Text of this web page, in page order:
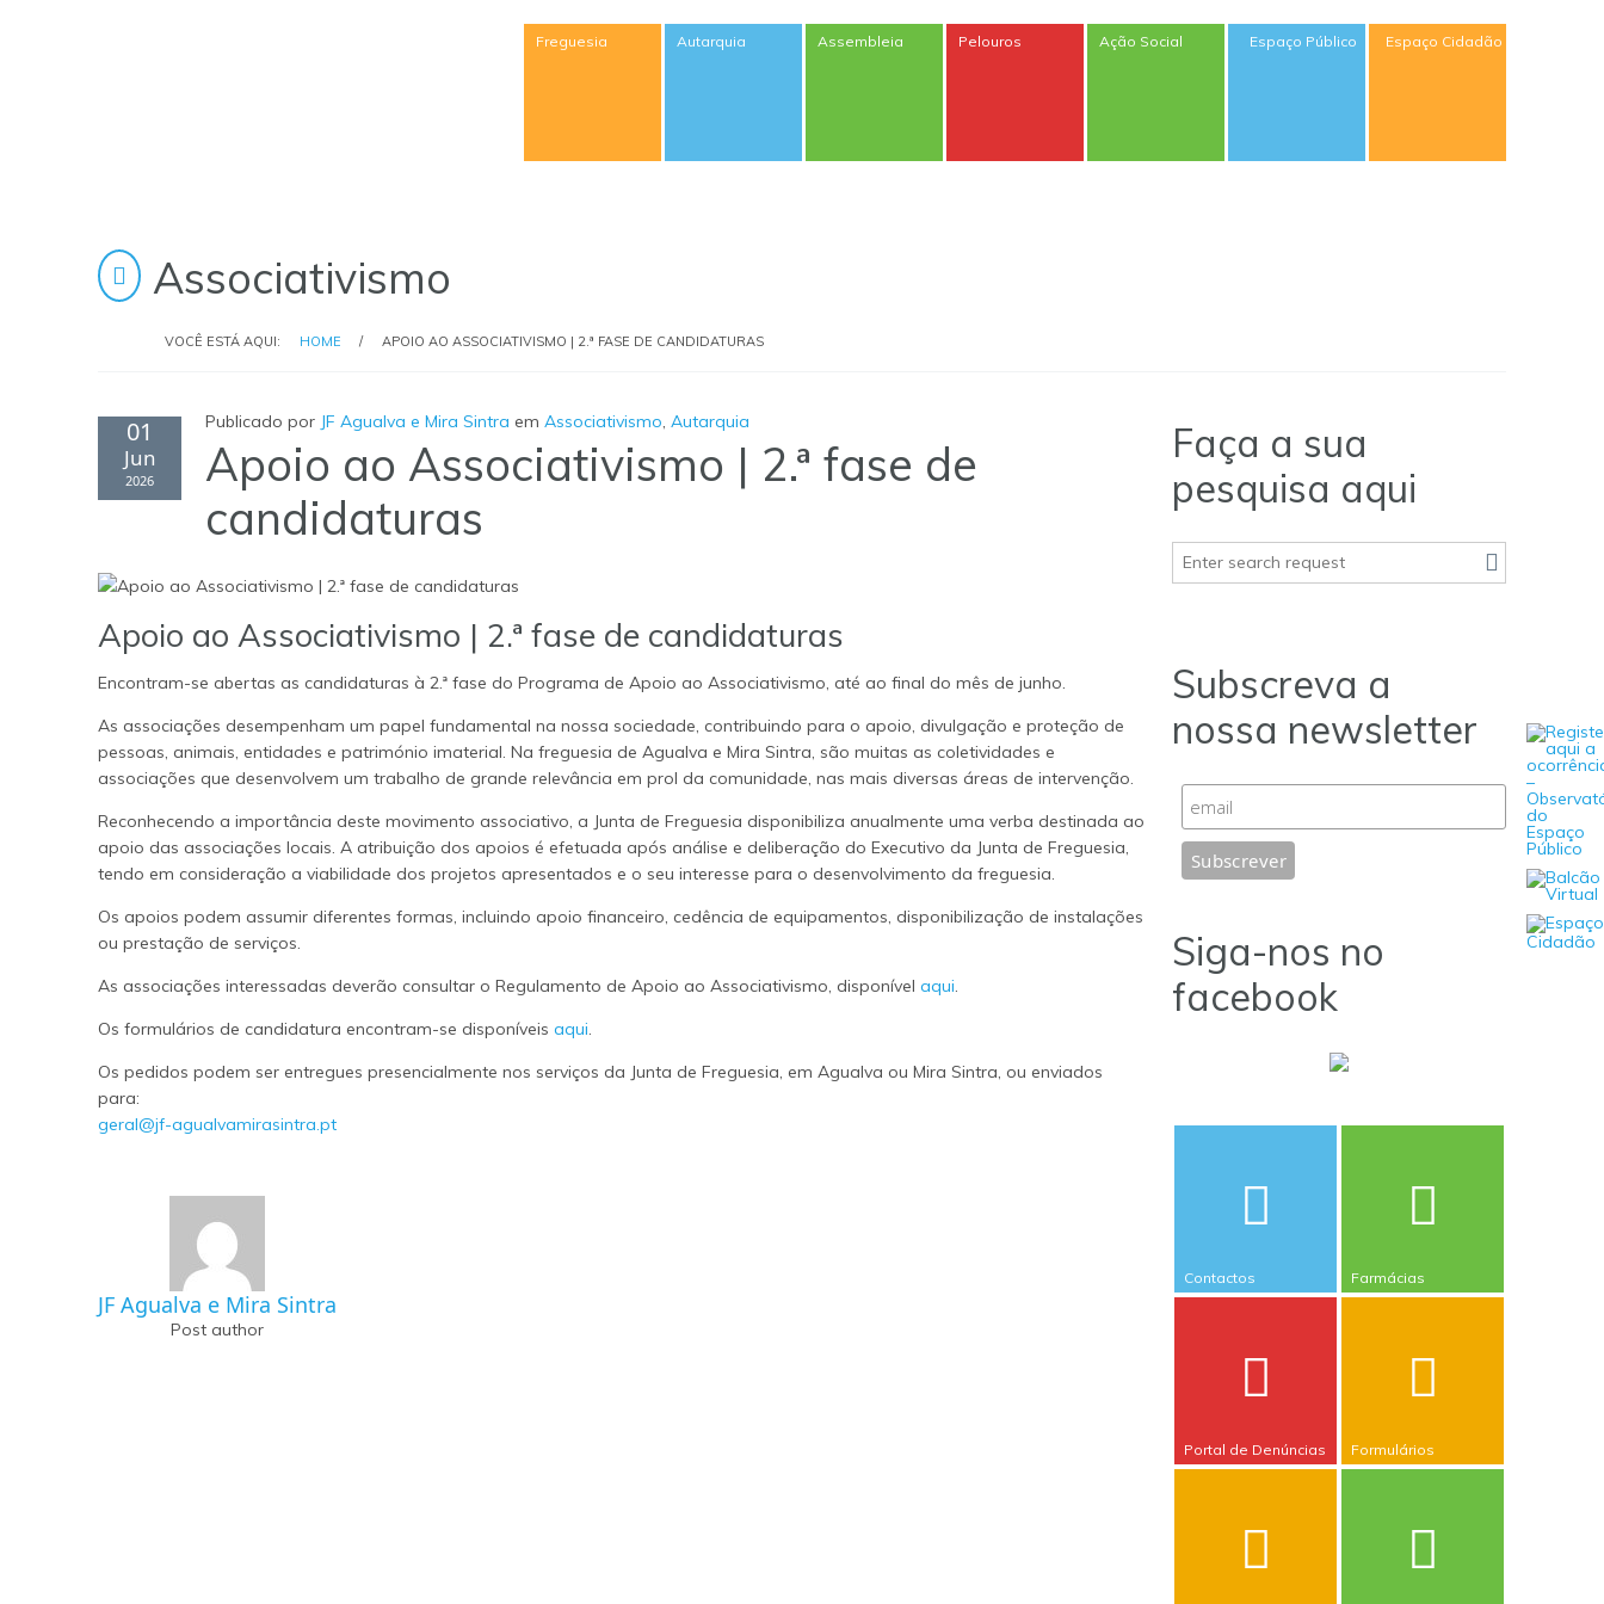
Freguesia Autarquia Assembleia Pelouros Ação Social Espaço Público Espaço Cidadão
Associativismo
VOCÊ ESTÁ AQUI: HOME / APOIO AO ASSOCIATIVISMO | 2.ª FASE DE CANDIDATURAS
01
Jun
2026
Publicado por JF Agualva e Mira Sintra em Associativismo, Autarquia
Apoio ao Associativismo | 2.ª fase de
candidaturas
Apoio ao Associativismo | 2.ª fase de candidaturas
Encontram-se abertas as candidaturas à 2.ª fase do Programa de Apoio ao Associativismo, até ao final do mês de junho.
As associações desempenham um papel fundamental na nossa sociedade, contribuindo para o apoio, divulgação e proteção de
pessoas, animais, entidades e património imaterial. Na freguesia de Agualva e Mira Sintra, são muitas as coletividades e
associações que desenvolvem um trabalho de grande relevância em prol da comunidade, nas mais diversas áreas de intervenção.
Reconhecendo a importância deste movimento associativo, a Junta de Freguesia disponibiliza anualmente uma verba destinada ao
apoio das associações locais. A atribuição dos apoios é efetuada após análise e deliberação do Executivo da Junta de Freguesia,
tendo em consideração a viabilidade dos projetos apresentados e o seu interesse para o desenvolvimento da freguesia.
Os apoios podem assumir diferentes formas, incluindo apoio financeiro, cedência de equipamentos, disponibilização de instalações
ou prestação de serviços.
As associações interessadas deverão consultar o Regulamento de Apoio ao Associativismo, disponível aqui.
Os formulários de candidatura encontram-se disponíveis aqui.
Os pedidos podem ser entregues presencialmente nos serviços da Junta de Freguesia, em Agualva ou Mira Sintra, ou enviados
para:
geral@jf-agualvamirasintra.pt
JF Agualva e Mira Sintra
Post author
Faça a sua
pesquisa aqui
Subscreva a
nossa newsletter
Siga-nos no
facebook
Contactos Farmácias
Portal de Denúncias Formulários